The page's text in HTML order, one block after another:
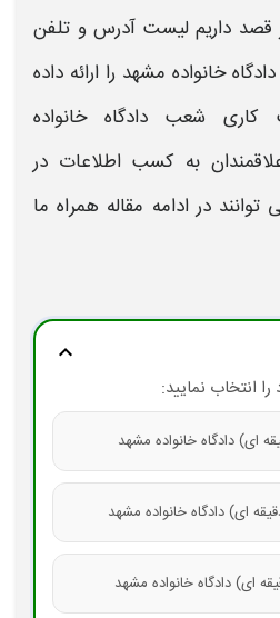
قصد داریم لیست آدرس و تلفن
دادگاه خانواده مشهد را ارائه داده
کاری شعب دادگاه خانواده
به کسب اطلاعات در
در ادامه مقاله همراه ما
expand_more
انتخاب نمایید: